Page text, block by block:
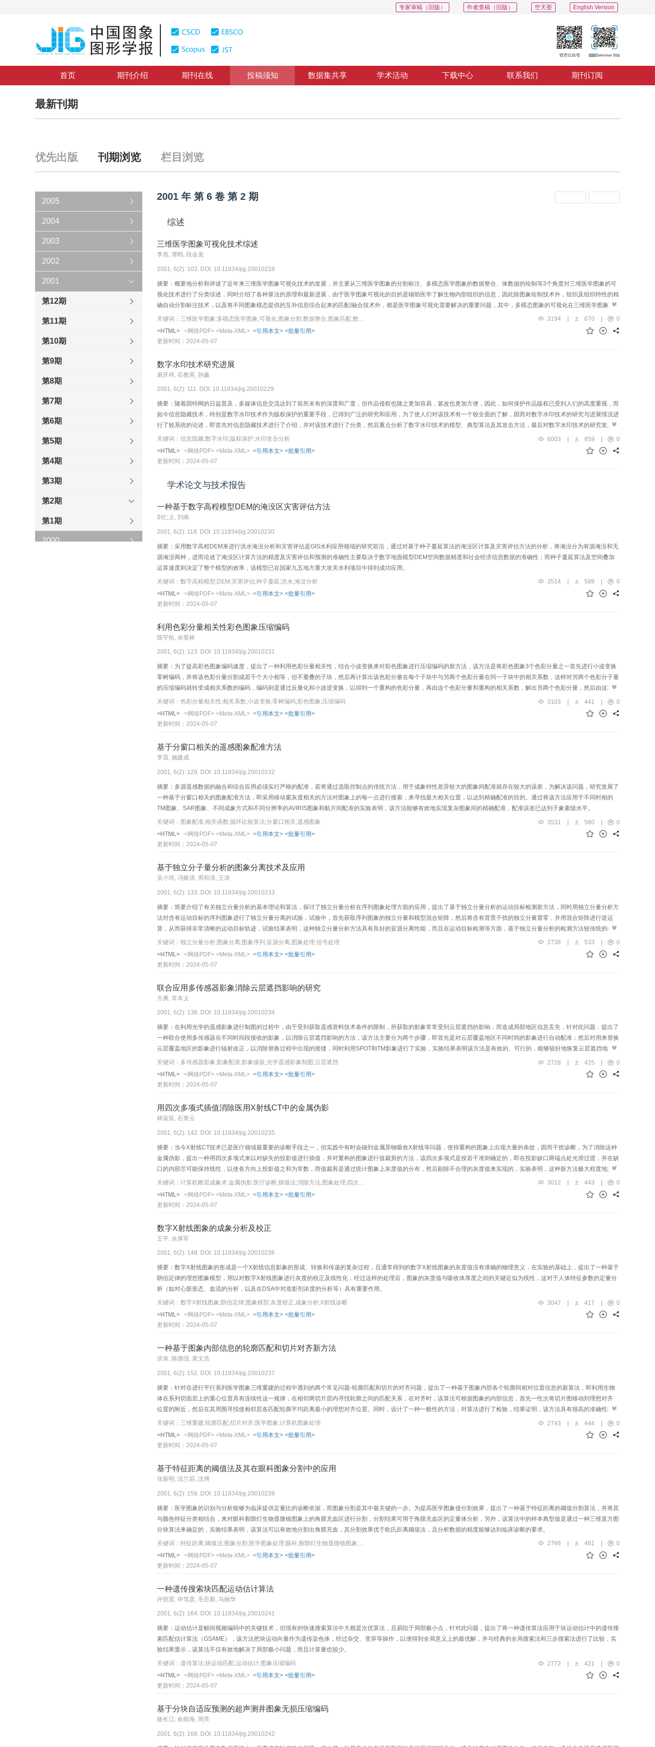
English Version
空天荟
作者查稿（旧版）
专家审稿（旧版）
首页 期刊介绍 期刊在线 投稿须知 数据集共享 学术活动 下载中心 联系我们 期刊订阅
最新刊期
优先出版 刊期浏览 栏目浏览
2005
2004
2003
2002
2001
第12期
第11期
第10期
第9期
第8期
第7期
第6期
第5期
第4期
第3期
第2期
第1期
2000
2001 年 第 6 卷 第 2 期
综述
三维医学图象可视化技术综述
李燕, 谭鸥, 段会龙
2001, 6(2): 103. DOI: 10.11834/jig.20010228
摘要：概要地分析和评述了近年来三维医学图象可视化技术的发展，并主要从三维医学图象的分割标注、多模态医学图象的数据整合、体数据的绘制等3个角度对三维医学图象的可
视化技术进行了分类综述，同时介绍了各种算法的原理和最新进展，由于医学图象可视化的目的是辅助医学了解生物内部组织的信息，因此除图象绘制技术外，组织及组织特性的精
确自动分割标注技术，以及将不同图象模态提供的互补信息综合起来的匹配/融合技术外，都是医学图象可视化需要解决的重要问题，其中，多模态图象的可视化在三维医学图象可
视化领域中最具有挑战性和发展前景。
3194 670
0
<HTML>
<网络PDF> <Meta-XML> <引用本文> <批量引用>
更新时间：2024-05-07
数字水印技术研究进展
易开祥, 石教英, 孙鑫
2001, 6(2): 111. DOI: 10.11834/jig.20010229
摘要：随着因特网的日益普及，多媒体信息交流达到了前所未有的深度和广度，但作品侵权也随之更加容易，篡改也更加方便，因此，如何保护作品版权已受到人们的高度重视，而
如今信息隐藏技术，特别是数字水印技术作为版权保护的重要手段，已得到广泛的研究和应用，为了使人们对该技术有一个较全面的了解，因而对数字水印技术的研究与进展情况进
行了较系统的论述，即首先对信息隐藏技术进行了介绍，并对该技术进行了分类，然后重点分析了数字水印技术的模型、典型算法及其攻击方法，最后对数字水印技术的研究发展及
其应用前景指出了一些可能的方向。
关键词：信息隐藏;数字水印;版权保护;水印攻击分析 6003 | 859 |
0
<HTML>
<网络PDF> <Meta-XML> <引用本文> <批量引用>
更新时间：2024-05-07
学术论文与技术报告
一种基于数字高程模型DEM的淹没区灾害评估方法
刘仁义, 刘南
2001, 6(2): 118. DOI: 10.11834/jig.20010230
摘要：采用数字高程DEM来进行洪水淹没分析和灾害评估是GIS水利应用领域的研究前沿，通过对基于种子蔓延算法的淹没区计算及灾害评估方法的分析，将淹没分为有源淹没和无
源淹没两种，进而论述了淹没区计算方法的精度及灾害评估和预测的准确性主要取决于数字地面模型DEM空间数据精度和社会经济信息数据的准确性；而种子蔓延算法及空间叠加
运算速度则决定了整个模型的效率，该模型已在国家九五地方重大攻关水利项目中得到成功应用。
关键词：数字高程模型;DEM;灾害评估;种子蔓延;洪水;淹没分析
3514 589
0
<HTML>
<网络PDF> <Meta-XML> <引用本文> <批量引用>
更新时间：2024-05-07
利用色彩分量相关性彩色图象压缩编码
陈宇拓, 余英林
2001, 6(2): 123. DOI: 10.11834/jig.20010231
摘要：为了提高彩色图象编码速度，提出了一种利用色彩分量相关性，结合小波变换来对彩色图象进行压缩编码的新方法，该方法是将彩色图象3个色彩分量之一首先进行小波变换
零树编码，并将该色彩分量分割成若干个大小相等，但不重叠的子块，然后再计算出该色彩分量在每个子块中与另两个色彩分量在同一子块中的相关系数，这样对另两个色彩分子量
的压缩编码就转变成相关系数的编码，编码则是通过反量化和小波逆变换，以得到一个重构的色彩分量，再由这个色彩分量和重构的相关系数，解出另两个色彩分量，然后由这3个
色彩分量来恢复图象，实验结果表明，该方法不仅编（解）码速度快，而且有较好的信噪比、压缩比及视觉效果。
关键词：色彩分量相关性;相关系数;小波变换;零树编码;彩色图象;压缩编码 3103 441
0
<HTML>
<网络PDF> <Meta-XML> <引用本文> <批量引用>
更新时间：2024-05-07
基于分窗口相关的遥感图象配准方法
李震, 施建成
2001, 6(2): 129. DOI: 10.11834/jig.20010232
摘要：多源遥感数据的融合和综合应用必须实行严格的配准，若将通过选取控制点的传统方法，用于成象特性差异较大的图象间配准就存在较大的误差，为解决该问题，研究发展了
一种基于分窗口相关的图象配准方法，即采用移动窗灰度相关的方法对图象上的每一点进行搜索，来寻找最大相关位置，以达到精确配准的目的。通过将该方法应用于不同时相的
TM图象、SAR图象、不同成象方式和不同分辨率的AVIRIS图象和航片间配准的实验表明，该方法能够有效地实现复杂图象间的精确配准，配准误差已达到子象素级水平。
关键词：图象配准;相关函数;循环比较算法;分窗口相关;遥感图象
3531 | 580 |
0
<HTML>
<网络PDF> <Meta-XML> <引用本文> <批量引用>
更新时间：2024-05-07
基于独立分子量分析的图象分离技术及应用
吴小培, 冯焕清, 周和清, 王涛
2001, 6(2): 133. DOI: 10.11834/jig.20010233
摘要：简要介绍了有关独立分量分析的基本理论和算法，探讨了独立分量分析在序列图象处理方面的应用，提出了基于独立分量分析的运动目标检测新方法，同时用独立分量分析方
法对含有运动目标的序列图象进行了独立分量分离的试验，试验中，首先获取序列图象的独立分量和模型混合矩阵，然后将含有背景干扰的独立分量置零，并用混合矩阵进行逆运
算，从而获得非常清晰的运动目标轨迹，试验结果表明，这种独立分量分析方法具有良好的盲源分离性能，而且在运动目标检测等方面，基于独立分量分析的检测方法较传统的检测
方法更有效。
关键词：独立分量分析;图象分离;图象序列;盲源分离;图象处理;信号处理 2738 533
0
<HTML>
<网络PDF> <Meta-XML> <引用本文> <批量引用>
更新时间：2024-05-07
联合应用多传感器影象消除云层遮挡影响的研究
方勇, 常本义
2001, 6(2): 138. DOI: 10.11834/jig.20010234
摘要：在利用光学的遥感影象进行制图的过程中，由于受到获取遥感资料技术条件的限制，所获取的影象常常受到云层遮挡的影响，而造成局部地区信息丢失，针对此问题，提出了
一种联合使用多传感器在不同时间段接收的影象，以消除云层遮挡影响的方法，该方法主要分为两个步骤，即首先是对云层覆盖地区不同时间的影象进行自动配准；然后对用来替换
云层覆盖地区的影象进行辐射改正，以消除替换过程中出现的接缝，同时利用SPOT和TM影象进行了实验，实验结果表明该方法是有效的、可行的，能够较好地恢复云层遮挡地区的
信息。
关键词：多传感器影象;影象配准;影象镶嵌;光学遥感影象制图;云层遮挡 2728 | 425 |
0
<HTML>
<网络PDF> <Meta-XML> <引用本文> <批量引用>
更新时间：2024-05-07
用四次多项式插值消除医用X射线CT中的金属伪影
林宙辰, 石青云
2001, 6(2): 142. DOI: 10.11834/jig.20010235
摘要：当今X射线CT技术已是医疗领域最重要的诊断手段之一，但实践中有时会碰到金属异物吸收X射线等问题，使得重构的图象上出现大量的条纹，因而干扰诊断，为了消除这种
金属伪影，提出一种用四次多项式来以对缺失的投影值进行插值，并对重构的图象进行值裁剪的方法，该四次多项式是按若干准则确定的，即在投影缺口两端点处光滑过渡，并在缺
口的内部尽可能保持线性，以使各方向上投影值之和为常数，而值裁剪是通过统计图象上灰度值的分布，然后剔除不合理的灰度值来实现的，实验表明，这种新方法极大程度地消除
金属伪影，并能显著提高图象的对比度。
关键词：计算机断层成象术;金属伪影;医疗诊断;插值法;消除方法;图象处理;四次多项式 3012 443
0
<HTML>
<网络PDF> <Meta-XML> <引用本文> <批量引用>
更新时间：2024-05-07
数字X射线图象的成象分析及校正
王平, 余厚军
2001, 6(2): 148. DOI: 10.11834/jig.20010236
摘要：数字X射线图象的形成是一个X射线信息影象的形成、转换和传递的复杂过程，且通常得到的数字X射线图象的灰度值没有准确的物理意义，在实验的基础上，提出了一种基于
朗伯定律的理想图象模型，用以对数字X射线图象进行灰度的校正及线性化，经过这样的处理后，图象的灰度值与吸收体厚度之间的关键近似为线性，这对于人体特征参数的定量分
析（如对心脏形态、血流的分析，以及在DSA中对造影剂浓度的分析等）具有重要作用。
关键词：数字X射线图象;朗伯定律;图象模型;灰度校正;成象分析;X射线诊断
3047 417
0
<HTML>
<网络PDF> <Meta-XML> <引用本文> <批量引用>
更新时间：2024-05-07
一种基于图象内部信息的轮廓匹配和切片对齐新方法
洪泉, 陈德强, 黄文浩
2001, 6(2): 152. DOI: 10.11834/jig.20010237
摘要：针对在进行平行系列医学图象三维重建的过程中遇到的两个常见问题-轮廓匹配和切片的对齐问题，提出了一种基于图象内部各个轮廓间相对位置信息的新算法，即利用生物
体在系列切面层上的重心位置具有连续性这一规律，在相邻两切片层内寻找轮廓之间的匹配关系，在对齐时，该算法可根据图象的内部信息，首先一性次将切片图移动到理想对齐
位置的附近，然后在其周围寻找使相邻层各匹配轮廓平均距离最小的理想对齐位置。同时，设计了一种一般性的方法，对算法进行了检验，结果证明，该方法具有很高的准确性和实
用性。
关键词：三维重建;轮廓匹配;切片对齐;医学图象;计算机图象处理 2743 | 444 |
0
<HTML>
<网络PDF> <Meta-XML> <引用本文> <批量引用>
更新时间：2024-05-07
基于特征距离的阈值法及其在眼科图象分割中的应用
张新明, 沈兰荪, 沈博
2001, 6(2): 159. DOI: 10.11834/jig.20010239
摘要：医学图象的识别与分析能够为临床提供定量比的诊断依据，而图象分割是其中最关键的一步。为提高医学图象侵分割效果，提出了一种基于特征距离的阈值分割算法，并将其
与颜色特征分类相结合，来对眼科裂隙灯生物显微镜图象上的角膜充血区进行分割，分割结果可用于角膜充血区的定量体分析，另外，该算法中的样本典型值是通过一种三维直方图
分块算法来确定的，实验结果表明，该算法可以有效地分割出角膜充血，其分割效果优于欧氏距离阈值法，且分析数据的精度能够达到临床诊断的要求。
2766 481
0
<HTML>
<网络PDF> <Meta-XML> <引用本文> <批量引用>
更新时间：2024-05-07
一种遗传搜索块匹配运动估计算法
许悦雷, 毕笃彦, 毛百新, 马丽华
2001, 6(2): 164. DOI: 10.11834/jig.20010241
摘要：运动估计是帧间视频编码中的关键技术，但现有的快速搜索算法中大都是次优算法，且易陷于局部极小点，针对此问题，提出了将一种遗传算法应用于块运动估计中的遗传搜
索匹配估计算法（GSAME），该方法把块运动向量作为遗传染色体，经过杂交、变异等操作，以便得到全局意义上的最优解，并与经典的全局搜索法和三步搜索法进行了比较，实
验结果显示，该算法不仅有效地解决了局部极小问题，而且计算量也较少。
关键词：遗传算法;块运动匹配;运动估计;图象压缩编码
2772 | 421 |
0
<HTML>
<网络PDF> <Meta-XML> <引用本文> <批量引用>
更新时间：2024-05-07
基于分块自适应预测的超声测井图象无损压缩编码
骆长江, 俞能海, 周亮
2001, 6(2): 168. DOI: 10.11834/jig.20010242